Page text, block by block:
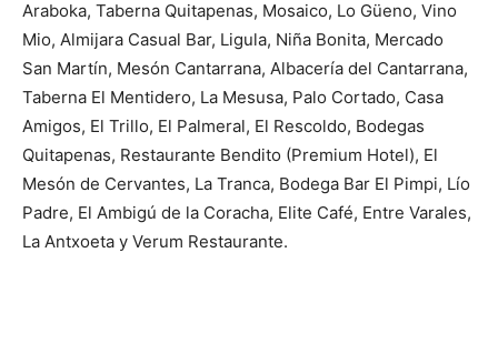
Araboka, Taberna Quitapenas, Mosaico, Lo Güeno, Vino
Mio, Almijara Casual Bar, Ligula, Niña Bonita, Mercado
San Martín, Mesón Cantarrana, Albacería del Cantarrana,
Taberna El Mentidero, La Mesusa, Palo Cortado, Casa
Amigos, El Trillo, El Palmeral, El Rescoldo, Bodegas
Quitapenas, Restaurante Bendito (Premium Hotel), El
Mesón de Cervantes, La Tranca, Bodega Bar El Pimpi, Lío
Padre, El Ambigú de la Coracha, Elite Café, Entre Varales,
La Antxoeta y Verum Restaurante.